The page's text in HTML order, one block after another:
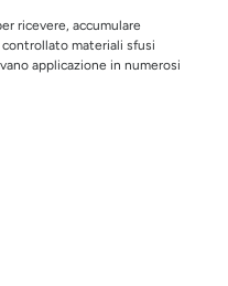
ricevere, accumulare
materiali sfusi
applicazione in numerosi